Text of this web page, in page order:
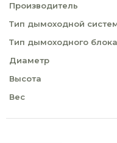
Производитель
Тип дымоходной
Тип дымоходного блока
Диаметр
Высота
Вес